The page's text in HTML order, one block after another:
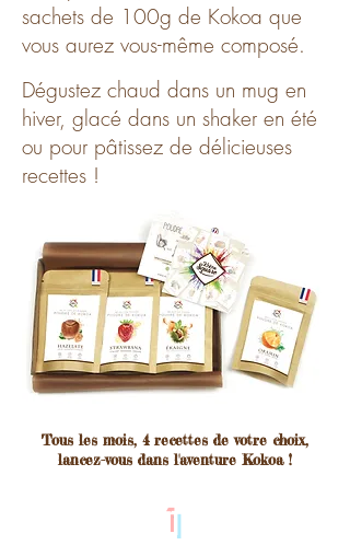
sachets de 100g de Kokoa que
vous aurez vous-même composé.
Dégustez chaud dans un mug en
hiver, glacé dans un shaker en été
ou pour pâtissez de délicieuses
recettes !
Tous les mois, 4 recettes de votre choix,
lancez-vous dans l'aventure Kokoa !
1